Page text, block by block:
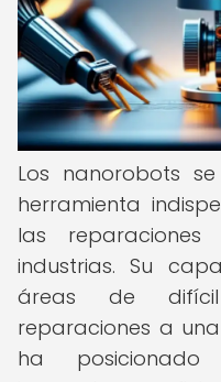
Los nanorobots
herramienta
las reparaciones
industrias. Su
áreas de
reparaciones a
ha